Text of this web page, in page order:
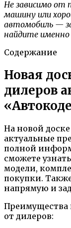
Не зависимо от
машину или
автомобиль —
найдите
Содержание
Новая
дилеров
На новой
актуальные
полной
сможете
модели,
покупки.
напрямую и
Преимущества
от дилеров: